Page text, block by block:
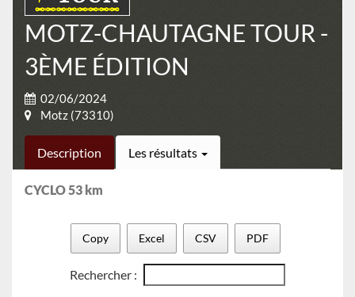
MOTZ-CHAUTAGNE TOUR -
3ÈME ÉDITION
02/06/2024
Motz (73310)
Description Les résultats
CYCLO 53 km
Copy Excel CSV PDF
Rechercher :